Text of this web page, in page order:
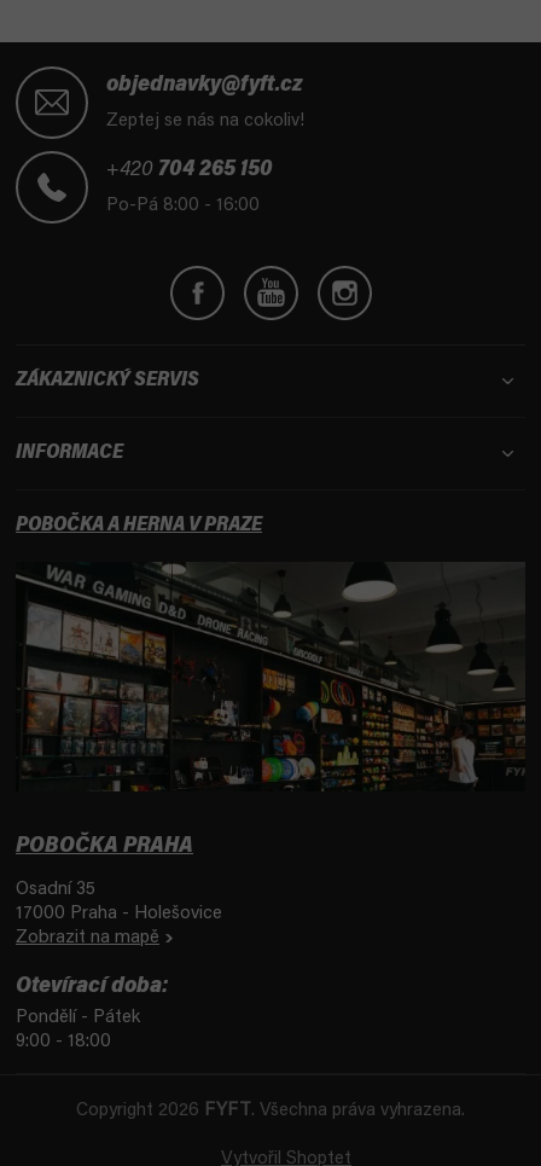
objednavky@fyft.cz
Zeptej se nás na cokoliv!
+420 704 265 150
Po-Pá 8:00 - 16:00
ZÁKAZNICKÝ SERVIS
INFORMACE
POBOČKA A HERNA V PRAZE
POBOČKA PRAHA
Osadní 35
17000 Praha - Holešovice
Zobrazit na mapě
Otevírací doba:
Pondělí - Pátek
9:00 - 18:00
Vytvořil Shoptet
Copyright 2026 FYFT . Všechna práva vyhrazena.